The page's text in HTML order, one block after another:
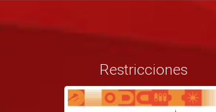
Restricciones